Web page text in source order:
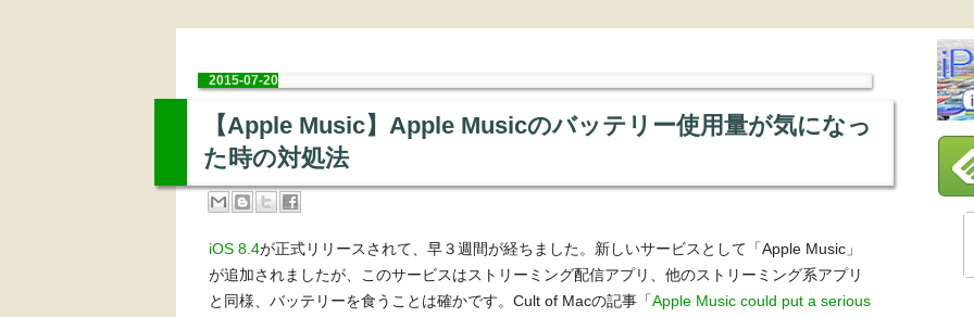
2015-07-20
【Apple Music】Apple Musicのバッテリー使用量が気になっ
た時の対処法
iOS 8.4が正式リリースされて、早３週間が経ちました。新しいサービスとして「Apple Music」
が追加されましたが、このサービスはストリーミング配信アプリ、他のストリーミング系アプリ
と同様、バッテリーを食うことは確かです。Cult of Macの記事「Apple Music could put a serious